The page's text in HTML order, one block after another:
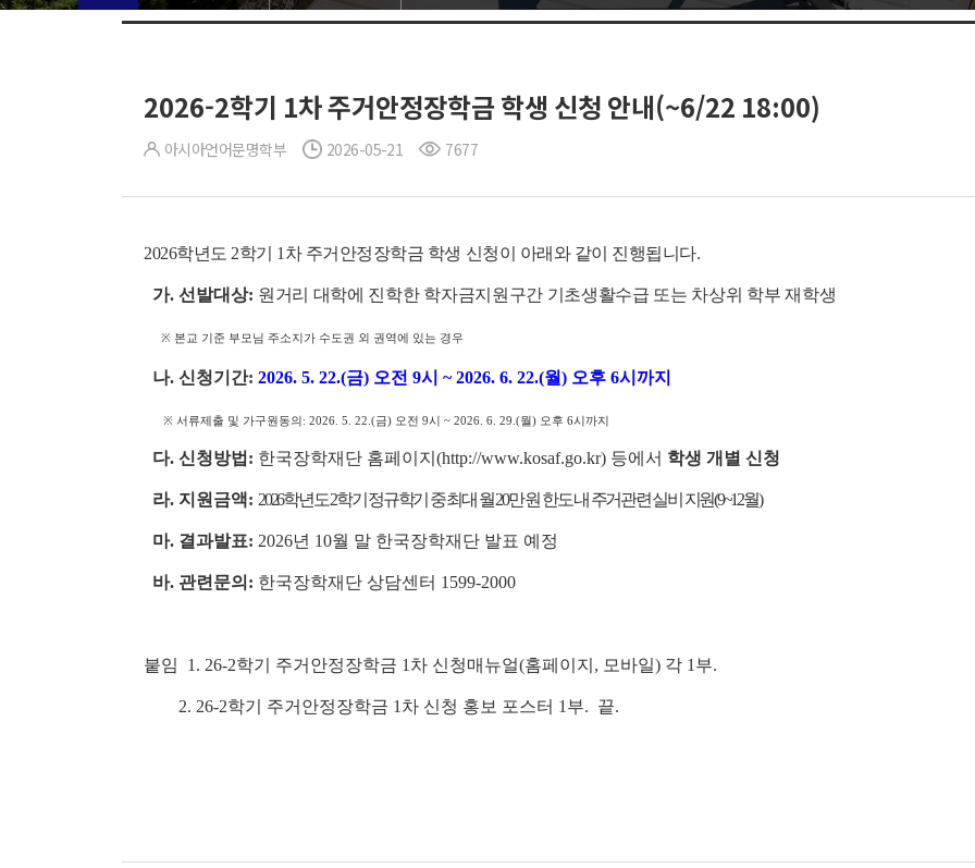
2026-2학기 1차 주거안정장학금 학생 신청 안내(~6/22 18:00)
아시아언어문명학부 2026-05-21 7677
2026학년도 2학기 1차 주거안정장학금 학생 신청이 아래와 같이 진행됩니다.
가. 선발대상: 원거리 대학에 진학한 학자금지원구간 기초생활수급 또는 차상위 학부 재학생
※ 본교 기준 부모님 주소지가 수도권 외 권역에 있는 경우
나. 신청기간: 2026. 5. 22.(금) 오전 9시 ~ 2026. 6. 22.(월) 오후 6시까지
※ 서류제출 및 가구원동의: 2026. 5. 22.(금) 오전 9시 ~ 2026. 6. 29.(월) 오후 6시까지
다. 신청방법: 한국장학재단 홈페이지(http://www.kosaf.go.kr) 등에서 학생 개별 신청
라. 지원금액: 2026학년도 2학기 정규학기 중 최대 월 20만 원 한도 내 주거관련 실비 지원(9~12월)
마. 결과발표: 2026년 10월 말 한국장학재단 발표 예정
바. 관련문의: 한국장학재단 상담센터 1599-2000
붙임 1. 26-2학기 주거안정장학금 1차 신청매뉴얼(홈페이지, 모바일) 각 1부.
2. 26-2학기 주거안정장학금 1차 신청 홍보 포스터 1부. 끝.